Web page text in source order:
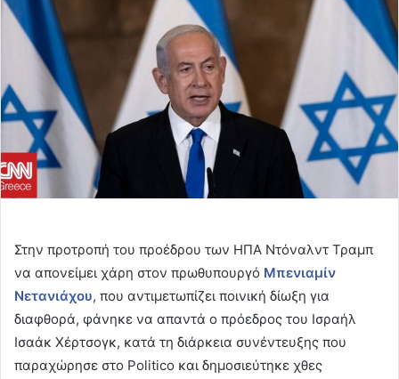
Στην προτροπή του προέδρου των ΗΠΑ Ντόναλντ Τραμπ
να απονείμει χάρη στον πρωθυπουργό Μπενιαμίν
Νετανιάχου, που αντιμετωπίζει ποινική δίωξη για
διαφθορά, φάνηκε να απαντά ο πρόεδρος του Ισραήλ
Ισαάκ Χέρτσογκ, κατά τη διάρκεια συνέντευξης που
παραχώρησε στο Politico και δημοσιεύτηκε χθες